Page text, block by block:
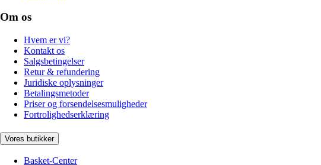
Om os
Hvem er vi?
Kontakt os
Salgsbetingelser
Retur & refundering
Juridiske oplysninger
Betalingsmetoder
Priser og forsendelsesmuligheder
Fortrolighedserklæring
Vores butikker
Basket-Center